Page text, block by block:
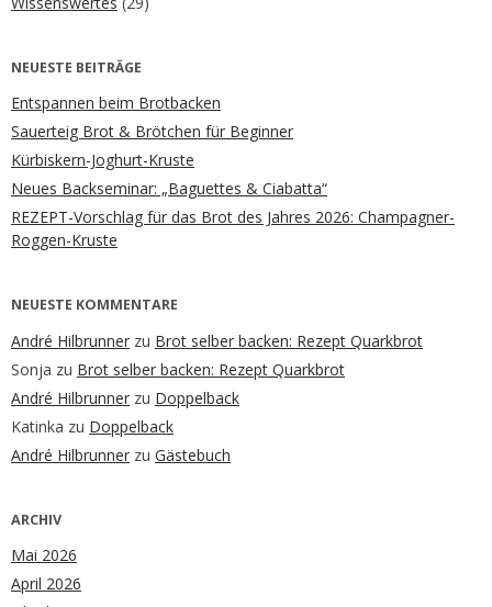
NEUESTE BEITRÄGE
Entspannen beim Brotbacken
Sauerteig Brot & Brötchen für Beginner
Kürbiskern-Joghurt-Kruste
Neues Backseminar: „Baguettes & Ciabatta“
REZEPT-Vorschlag für das Brot des Jahres 2026: Champagner-
Roggen-Kruste
NEUESTE KOMMENTARE
André Hilbrunner zu Brot selber backen: Rezept Quarkbrot
Sonja zu Brot selber backen: Rezept Quarkbrot
André Hilbrunner zu Doppelback
Katinka zu Doppelback
André Hilbrunner zu Gästebuch
ARCHIV
Mai 2026
April 2026